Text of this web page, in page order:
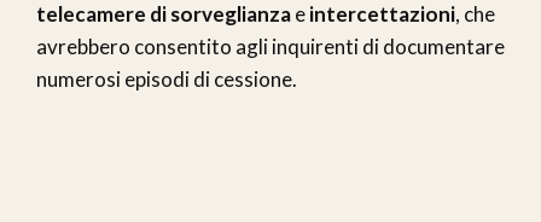
telecamere di sorveglianzaeintercettazioni, che
avrebbero consentito agli inquirenti di documentare
numerosi episodi di cessione.